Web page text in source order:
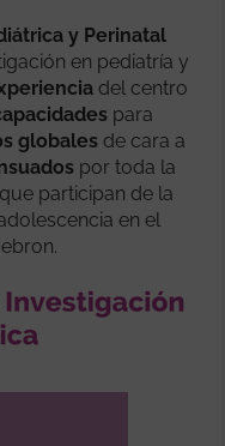
y Perinatal
en pediatría y
del centro
para
globales de cara a
por toda la
participan de la
en el